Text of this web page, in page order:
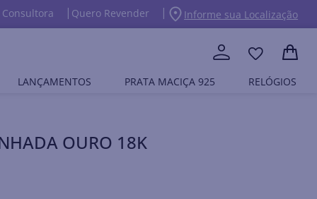
Consultora Quero Revender Informe sua Localização
LANÇAMENTOS PRATA MACIÇA 925 RELÓGIOS
OURO 18K